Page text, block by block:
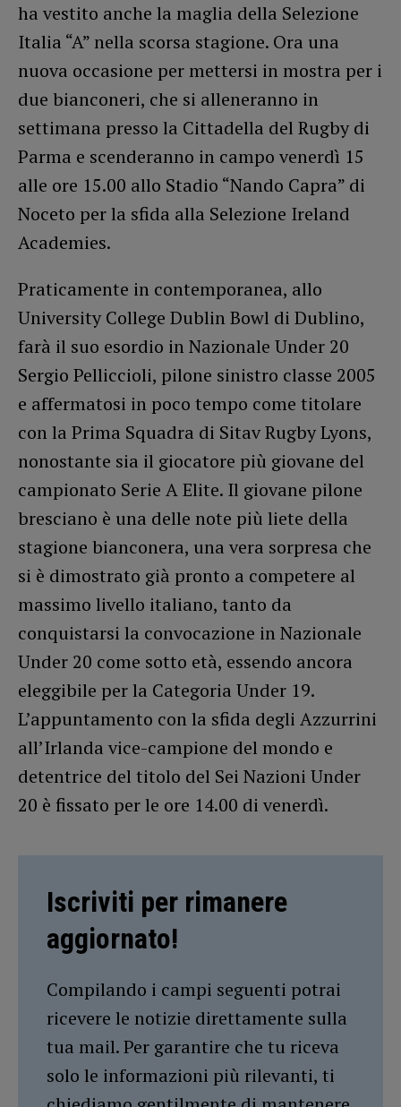
ha vestito anche la maglia della Selezione
Italia “A” nella scorsa stagione. Ora una
nuova occasione per mettersi in mostra per i
due bianconeri, che si alleneranno in
settimana presso la Cittadella del Rugby di
Parma e scenderanno in campo venerdì 15
alle ore 15.00 allo Stadio “Nando Capra” di
Noceto per la sfida alla Selezione Ireland
Academies.
Praticamente in contemporanea, allo
University College Dublin Bowl di Dublino,
farà il suo esordio in Nazionale Under 20
Sergio Pelliccioli, pilone sinistro classe 2005
e affermatosi in poco tempo come titolare
con la Prima Squadra di Sitav Rugby Lyons,
nonostante sia il giocatore più giovane del
campionato Serie A Elite. Il giovane pilone
bresciano è una delle note più liete della
stagione bianconera, una vera sorpresa che
si è dimostrato già pronto a competere al
massimo livello italiano, tanto da
conquistarsi la convocazione in Nazionale
Under 20 come sotto età, essendo ancora
eleggibile per la Categoria Under 19.
L’appuntamento con la sfida degli Azzurrini
all’Irlanda vice-campione del mondo e
detentrice del titolo del Sei Nazioni Under
20 è fissato per le ore 14.00 di venerdì.
Iscriviti per rimanere
aggiornato!
Compilando i campi seguenti potrai
ricevere le notizie direttamente sulla
tua mail. Per garantire che tu riceva
solo le informazioni più rilevanti, ti